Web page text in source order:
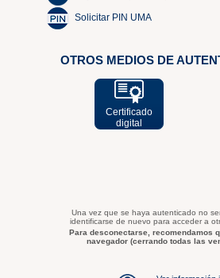
Solicitar PIN UMA
OTROS MEDIOS DE
Certificado
digital
Una vez que se haya autenticado no
identificarse de nuevo para acceder a
Para desconectarse, recomendamos
navegador (cerrando todas las